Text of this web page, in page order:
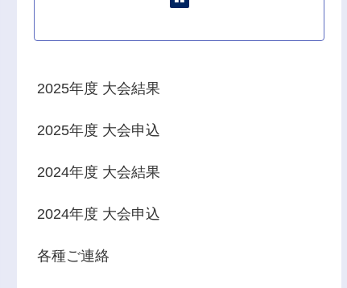
2025年度 大会結果
2025年度 大会申込
2024年度 大会結果
2024年度 大会申込
各種ご連絡